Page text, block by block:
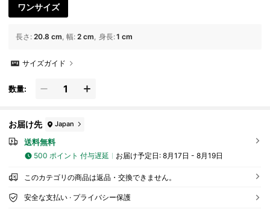
ワンサイズ
長さ : 20.8 cm 幅: 2 cm 身長:1 cm
サイズガイド
数量:
お届け先 Japan
送料無料
500 ポイント 付与遅延 お届け予定日: 8月17日 - 8月19日
このカテゴリの商品は返品・交換できません。
安全な支払い · プライバシー保護